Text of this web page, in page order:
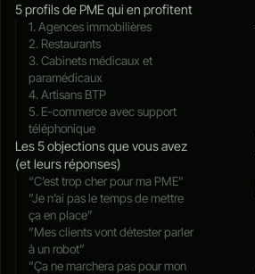
5 profils de PME qui en profitent
1. Agences immobilières
2. Restaurants
3. Cabinets médicaux et
paramédicaux
4. Artisans BTP
5. E-commerce avec support
téléphonique
Les 5 objections que vous avez
(et leurs réponses)
“C’est trop cher pour ma PME”
”Je n’ai pas le temps de mettre
ça en place”
”Mes clients vont détester parler
à un robot”
”Ça ne marchera pas pour mon